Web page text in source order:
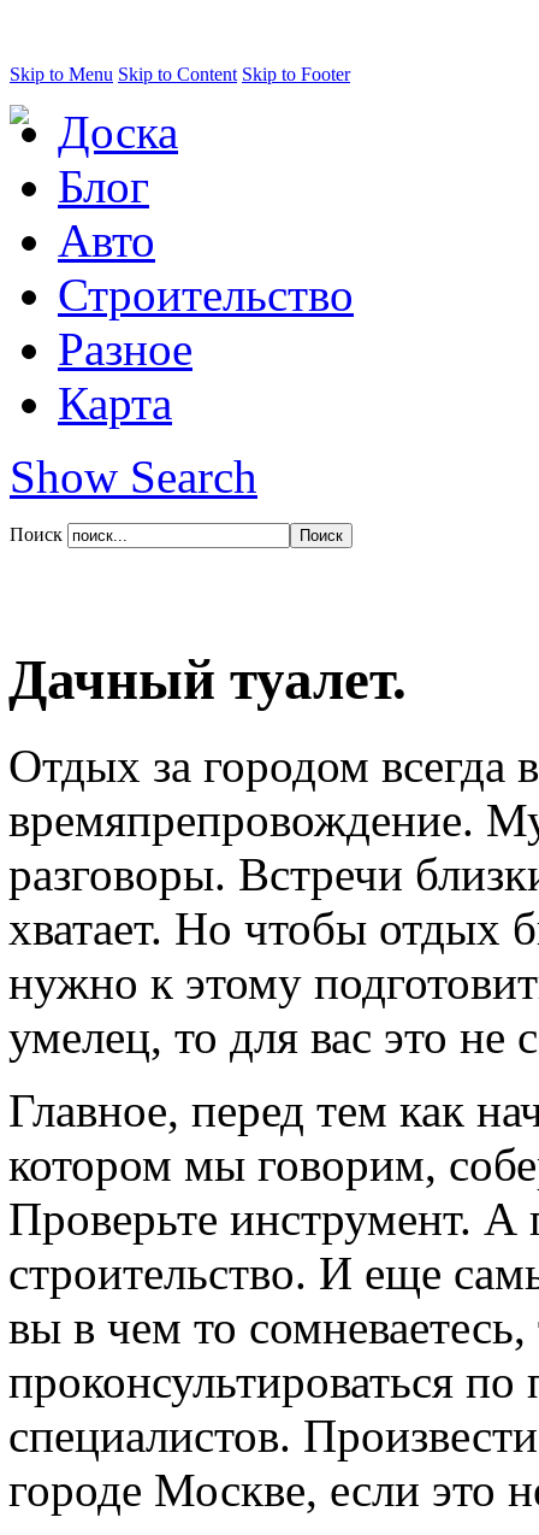
Skip to Menu Skip to Content Skip to Footer
Доска
Блог
Авто
Строительство
Разное
Карта
Show Search
Поиск
Дачный туалет.
Отдых за городом всегда
времяпрепровождение.
разговоры. Встречи
хватает. Но чтобы отдых
нужно к этому
умелец, то для вас это не
Главное, перед тем как
котором мы говорим,
Проверьте инструмент. А
строительство. И еще
вы в чем то
проконсультироваться по
специалистов.
городе Москве, если это